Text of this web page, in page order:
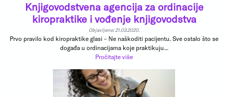
Knjigovodstvena agencija za ordinacije
kiropraktike i vođenje knjigovodstva
Objavljeno: 21.03.2020.
Prvo pravilo kod kiropraktike glasi – Ne naškoditi pacijentu. Sve ostalo što se
događa u ordinacijama koje praktikuju...
Pročitajte više